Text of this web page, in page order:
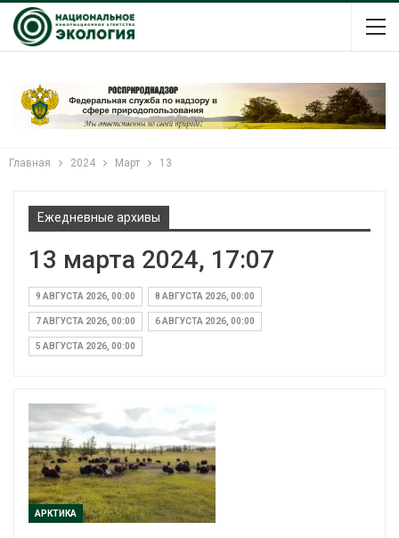
Главная 2024 Март 13
Ежедневные архивы
13 марта 2024, 17:07
9 АВГУСТА 2026, 00:00 8 АВГУСТА 2026, 00:00
7 АВГУСТА 2026, 00:00 6 АВГУСТА 2026, 00:00
5 АВГУСТА 2026, 00:00
АРКТИКА